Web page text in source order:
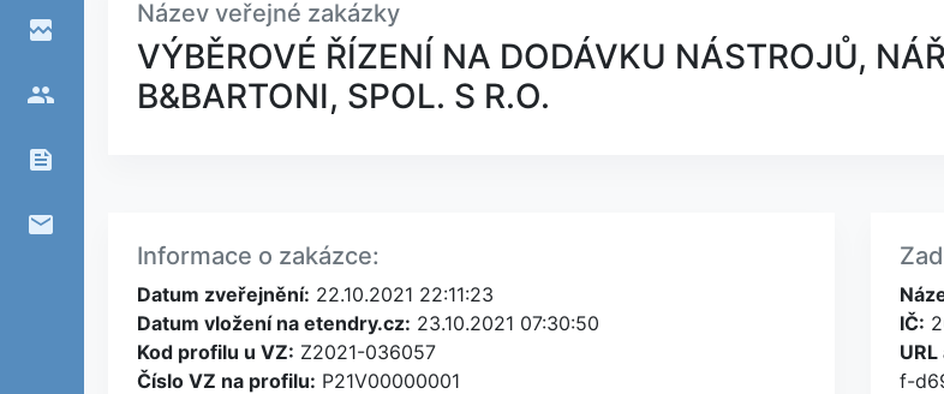
broken_image
people
feed
email
Název veřejné zakázky
VÝBĚROVÉ ŘÍZENÍ NA DODÁVKU NÁSTROJŮ,
B&BARTONI, SPOL. S R.O.
Informace o zakázce:
Datum zveřejnění: 22.10.2021 22:11:23
Datum vložení na etendry.cz: 23.10.2021 07:30:50
Kod profilu u VZ: Z2021-036057
Číslo VZ na profilu: P21V00000001
IČ:
f-